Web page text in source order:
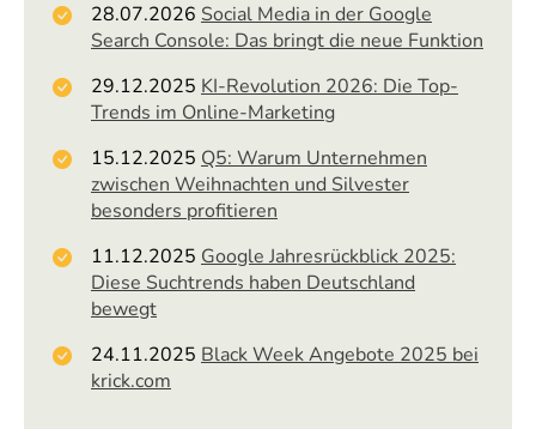
28.07.2026 Social Media in der Google
Search Console: Das bringt die neue Funktion
29.12.2025 KI-Revolution 2026: Die Top-
Trends im Online-Marketing
15.12.2025 Q5: Warum Unternehmen
zwischen Weihnachten und Silvester
besonders profitieren
11.12.2025 Google Jahresrückblick 2025:
Diese Suchtrends haben Deutschland
bewegt
24.11.2025 Black Week Angebote 2025 bei
krick.com